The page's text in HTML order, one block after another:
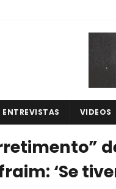
ENTREVISTAS VIDEOS
‘Se